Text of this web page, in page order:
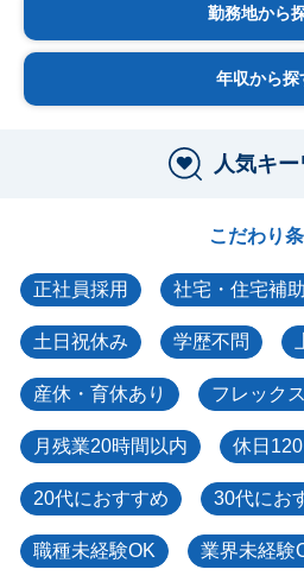
勤務地から
年収から探
人気キ
こだわり
正社員採用 社宅・住宅補助
土日祝休み 学歴不問
産休・育休あり フレックス
月残業20時間以内 休日
20代におすすめ 30代にお
職種未経験OK 業界未経験